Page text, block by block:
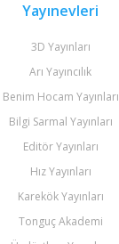
Yayınevleri
3D Yayınları
Arı Yayıncılık
Benim Hocam Yayınları
Bilgi Sarmal Yayınları
Editör Yayınları
Hız Yayınları
Karekök Yayınları
Tonguç Akademi